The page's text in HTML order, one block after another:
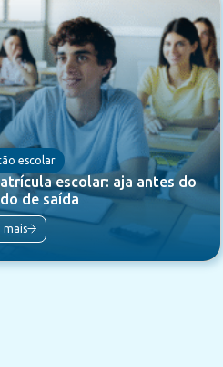
escolar
escolar: aja antes do
de saída
mais